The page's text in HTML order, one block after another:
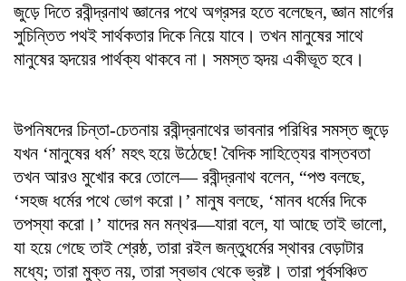
জুড়ে দিতে রবীন্দ্রনাথ জ্ঞানের পথে অগ্রসর হতে বলেছেন, জ্ঞান মার্গের
সুচিন্তিত পথই সার্থকতার দিকে নিয়ে যাবে। তখন মানুষের সাথে
মানুষের হৃদয়ের পার্থক্য থাকবে না। সমস্ত হৃদয় একীভূত হবে।
উপনিষদের চিন্তা-চেতনায় রবীন্দ্রনাথের ভাবনার পরিধির সমস্ত জুড়ে
যখন ‘মানুষের ধর্ম’ মহৎ হয়ে উঠেছে! বৈদিক সাহিত্যের বাস্তবতা
তখন আরও মুখোর করে তোলে— রবীন্দ্রনাথ বলেন, “পশু বলছে,
‘সহজ ধর্মের পথে ভোগ করো।’ মানুষ বলছে, ‘মানব ধর্মের দিকে
তপস্যা করো।’ যাদের মন মন্থর—যারা বলে, যা আছে তাই ভালো,
যা হয়ে গেছে তাই শ্রেষ্ঠ, তারা রইল জন্তুধর্মের স্থাবর বেড়াটার
মধ্যে; তারা মুক্ত নয়, তারা স্বভাব থেকে ভ্রষ্ট। তারা পূর্বসঞ্চিত